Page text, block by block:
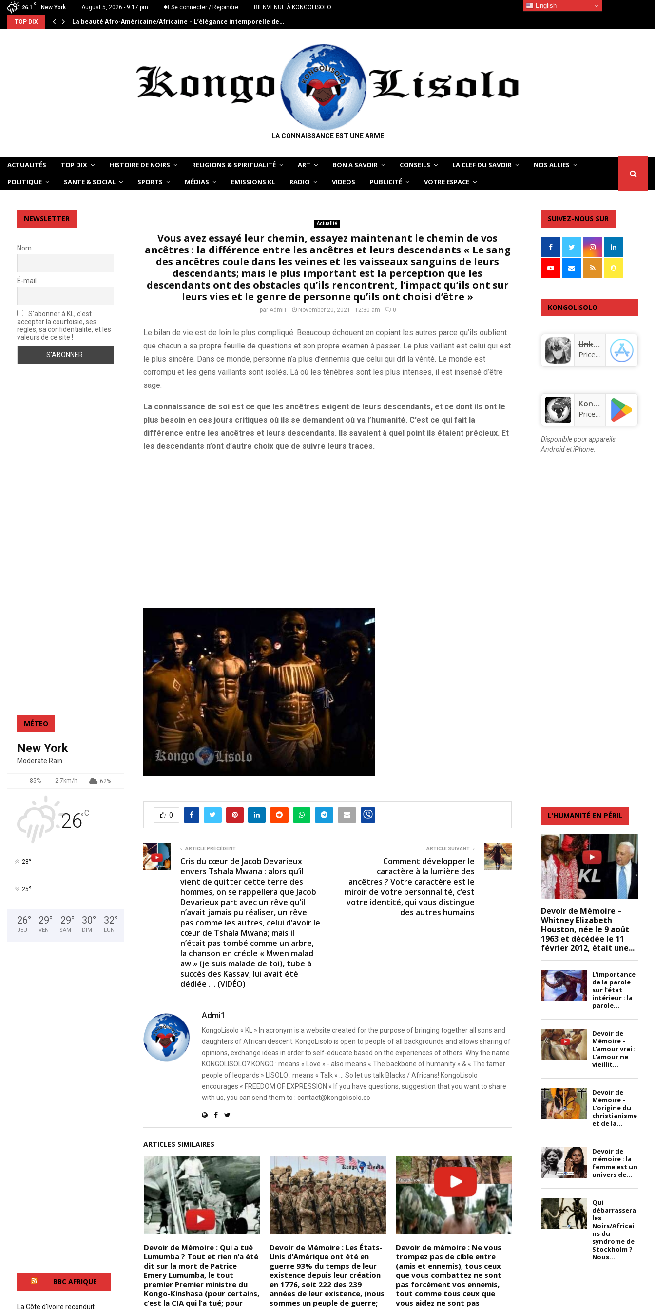
26.1
C
New York August 5, 2026 - 9:17 pm Se connecter / Rejoindre BIENVENUE À KONGOLISOLO
TOP DIX La beauté Afro-Américaine/Africaine – L’élégance intemporelle de…
LA CONNAISSANCE EST UNE ARME
ACTUALITÉS TOP DIX HISTOIRE DE NOIRS RELIGIONS & SPIRITUALITÉ ART BON A SAVOIR CONSEILS LA CLEF DU SAVOIR
NOS ALLIES
POLITIQUE
SANTE & SOCIAL SPORTS MÉDIAS EMISSIONS KL RADIO VIDEOS PUBLICITÉ VOTRE ESPACE
Actualité
Vous avez essayé leur chemin, essayez maintenant le chemin de vos
ancêtres : la différence entre les ancêtres et leurs descendants « Le sang
des ancêtres coule dans les veines et les vaisseaux sanguins de leurs
descendants; mais le plus important est la perception que les
descendants ont des obstacles qu’ils rencontrent, l’impact qu’ils ont sur
leurs vies et le genre de personne qu’ils ont choisi d’être »
par Admi1 November 20, 2021 - 12:30 am 0
Le bilan de vie est de loin le plus compliqué. Beaucoup échouent en copiant les autres parce qu’ils oublient
que chacun a sa propre feuille de questions et son propre examen à passer. Le plus vaillant est celui qui est
le plus sincère. Dans ce monde, personne n’a plus d’ennemis que celui qui dit la vérité. Le monde est
corrompu et les gens vaillants sont isolés. Là où les ténèbres sont les plus intenses, il est insensé d’être
sage.
La connaissance de soi est ce que les ancêtres exigent de leurs descendants, et ce dont ils ont le
plus besoin en ces jours critiques où ils se demandent où va l’humanité. C’est ce qui fait la
différence entre les ancêtres et leurs descendants. Ils savaient à quel point ils étaient précieux. Et
les descendants n’ont d’autre choix que de suivre leurs traces.
0
ARTICLE PRÉCÉDENT
Cris du cœur de Jacob Devarieux
envers Tshala Mwana : alors qu’il
vient de quitter cette terre des
hommes, on se rappellera que Jacob
Devarieux part avec un rêve qu’il
n’avait jamais pu réaliser, un rêve
pas comme les autres, celui d’avoir le
cœur de Tshala Mwana; mais il
n’était pas tombé comme un arbre,
la chanson en créole « Mwen malad
aw » (je suis malade de toi), tube à
succès des Kassav, lui avait été
dédiée … (VIDÉO)
ARTICLE SUIVANT
Comment développer le
caractère à la lumière des
ancêtres ? Votre caractère est le
miroir de votre personnalité, c’est
votre identité, qui vous distingue
des autres humains
Admi1
KongoLisolo « KL » In acronym is a website created for the purpose of bringing together all sons and
daughters of African descent. KongoLisolo is open to people of all backgrounds and allows sharing of
opinions, exchange ideas in order to self-educate based on the experiences of others. Why the name
KONGOLISOLO? KONGO : means « Love » - also means « The backbone of humanity » & « The tamer
people of leopards » LISOLO : means « Talk » ... So let us talk Blacks / Africans! KongoLisolo
encourages « FREEDOM OF EXPRESSION » If you have questions, suggestion that you want to share
with us, you can send them to : contact@kongolisolo.co
ARTICLES SIMILAIRES
bordé au sud-sud-est et à
l’ouest-sud-ouest par l’océan
Atlantique, au nord-ouest par
la Sierra Leone, au nord par la
Devoir de Mémoire : Qui a tué
Lumumba ? Tout et rien n’a été
dit sur la mort de Patrice
Emery Lumumba, le tout
premier Premier ministre du
Kongo-Kinshasa (pour certains,
c’est la CIA qui l’a tué; pour
Devoir de Mémoire : Les États-
Unis d’Amérique ont été en
guerre 93% du temps de leur
existence depuis leur création
en 1776, soit 222 des 239
années de leur existence, (nous
sommes un peuple de guerre;
Devoir de mémoire : Ne vous
trompez pas de cible entre
(amis et ennemis), tous ceux
que vous combattez ne sont
pas forcément vos ennemis,
tout comme tous ceux que
vous aidez ne sont pas
Devoir de Mémoire – Henrietta
Lacks, née Loretta Pleasant le
NEWSLETTER
Nom
É-mail
S'abonner à KL, c'est
accepter la courtoisie, ses
règles, sa confidentialité, et les
valeurs de ce site !
MÉTEO
New York
Moderate Rain
85% 2.7km/h 62%
26°C
28°
25°
26°
JEU
29°
VEN
29°
SAM
30°
DIM
32°
LUN
BBC AFRIQUE
La Côte d'Ivoire reconduit
SUIVEZ-NOUS SUR
KONGOLISOLO
Unknown app
Price:Free
KongoLisolo
Price:Free
Disponible pour appareils
Android et iPhone.
L'HUMANITÉ EN PÉRIL
Devoir de Mémoire –
Whitney Elizabeth
Houston, née le 9 août
1963 et décédée le 11
février 2012, était une...
L’importance
de la parole
sur l’état
intérieur : la
parole...
Devoir de
Mémoire –
L’amour vrai :
L’amour ne
vieillit...
Devoir de
Mémoire –
L’origine du
christianisme
et de la...
Devoir de
mémoire : la
femme est un
univers de...
Qui
débarrassera
les
Noirs/Africai
ns du
syndrome de
Stockholm ?
Nous...
English